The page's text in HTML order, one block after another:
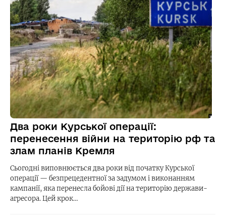
Два роки Курської операції:
перенесення війни на територію рф та
злам планів Кремля
Сьогодні виповнюється два роки від початку Курської
операції — безпрецедентної за задумом і виконанням
кампанії, яка перенесла бойові дії на територію держави-
агресора. Цей крок…